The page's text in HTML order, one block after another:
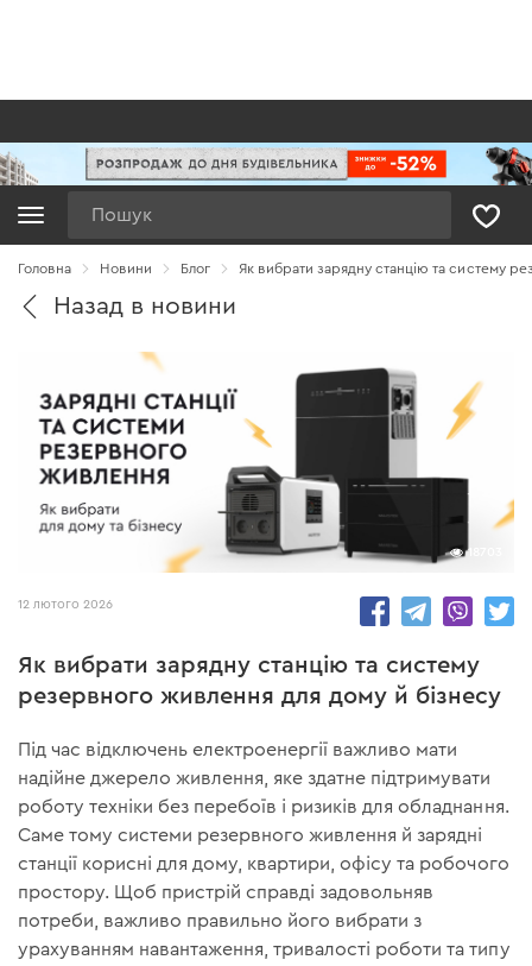
Головна Новини Блог Як вибрати зарядну станцію та систему
Назад в новини
18703
12 лютого 2026
Як вибрати зарядну станцію та систему
резервного живлення для дому й бізнесу
Під час відключень електроенергії важливо мати
надійне джерело живлення, яке здатне підтримувати
роботу техніки без перебоїв і ризиків для обладнання.
Саме тому системи резервного живлення й зарядні
станції корисні для дому, квартири, офісу та робочого
простору. Щоб пристрій справді задовольняв
потреби, важливо правильно його вибрати з
урахуванням навантаження, тривалості роботи та типу